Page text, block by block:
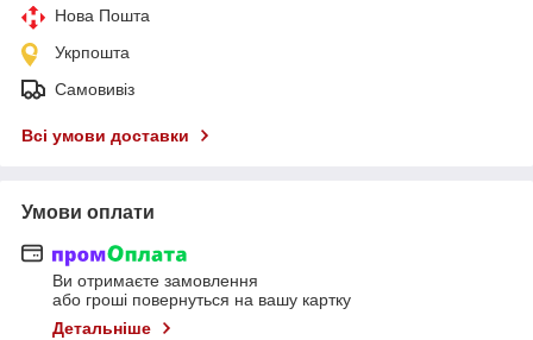
Нова Пошта
Укрпошта
Самовивіз
Всі умови доставки
Умови оплати
Ви отримаєте замовлення
або гроші повернуться на вашу картку
Детальніше